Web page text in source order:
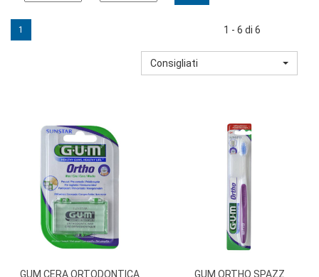
1 1 - 6 di 6
Consigliati
GUM CERA ORTODONTICA
GUM ORTHO SPAZZ